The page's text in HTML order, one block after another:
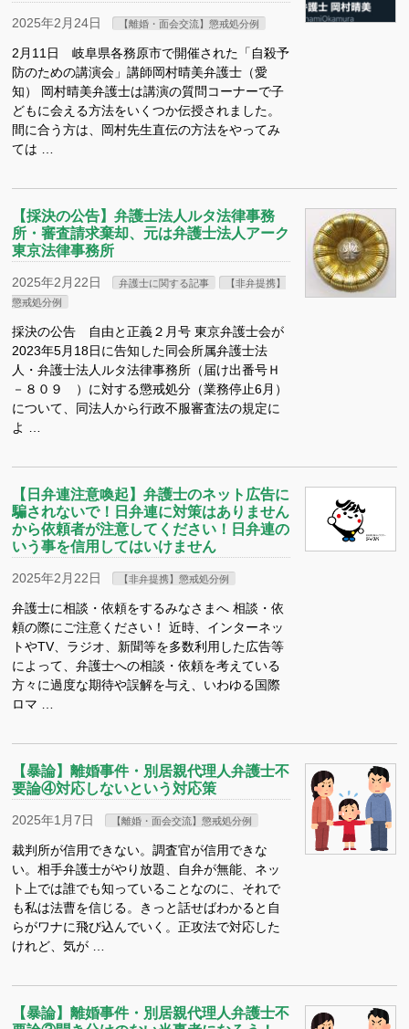
2025年2月24日 【離婚・面会交流】懲戒処分例
2月11日 岐阜県各務原市で開催された「自殺予
防のための講演会」講師岡村晴美弁護士（愛
知） 岡村晴美弁護士は講演の質問コーナーで子
どもに会える方法をいくつか伝授されました。
間に合う方は、岡村先生直伝の方法をやってみ
ては …
【採決の公告】弁護士法人ルタ法律事務
所・審査請求棄却、元は弁護士法人アーク
東京法律事務所
2025年2月22日 弁護士に関する記事
【非弁提携】
懲戒処分例
採決の公告 自由と正義２月号 東京弁護士会が
2023年5月18日に告知した同会所属弁護士法
人・弁護士法人ルタ法律事務所（届け出番号Ｈ
－８０９ ）に対する懲戒処分（業務停止6月）
について、同法人から行政不服審査法の規定に
よ …
【日弁連注意喚起】弁護士のネット広告に
騙されないで！日弁連に対策はありません
から依頼者が注意してください！日弁連の
いう事を信用してはいけません
2025年2月22日 【非弁提携】懲戒処分例
弁護士に相談・依頼をするみなさまへ 相談・依
頼の際にご注意ください！ 近時、インターネッ
トやTV、ラジオ、新聞等を多数利用した広告等
によって、弁護士への相談・依頼を考えている
方々に過度な期待や誤解を与え、いわゆる国際
ロマ …
【暴論】離婚事件・別居親代理人弁護士不
要論④対応しないという対応策
2025年1月7日 【離婚・面会交流】懲戒処分例
裁判所が信用できない。調査官が信用できな
い。相手弁護士がやり放題、自弁が無能、ネッ
ト上では誰でも知っていることなのに、それで
も私は法曹を信じる。きっと話せばわかると自
らがワナに飛び込んでいく。正攻法で対応した
けれど、気が …
【暴論】離婚事件・別居親代理人弁護士不